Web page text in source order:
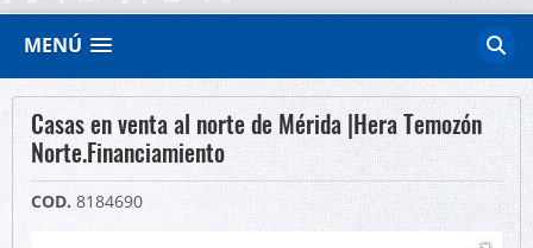
MENÚ
Casas en venta al norte de Mérida |Hera Temozón
Norte.Financiamiento
COD. 8184690